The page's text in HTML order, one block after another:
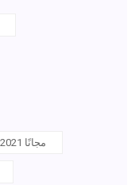
تحميل برنامج paint tool sai version 2 مجانًا 2021